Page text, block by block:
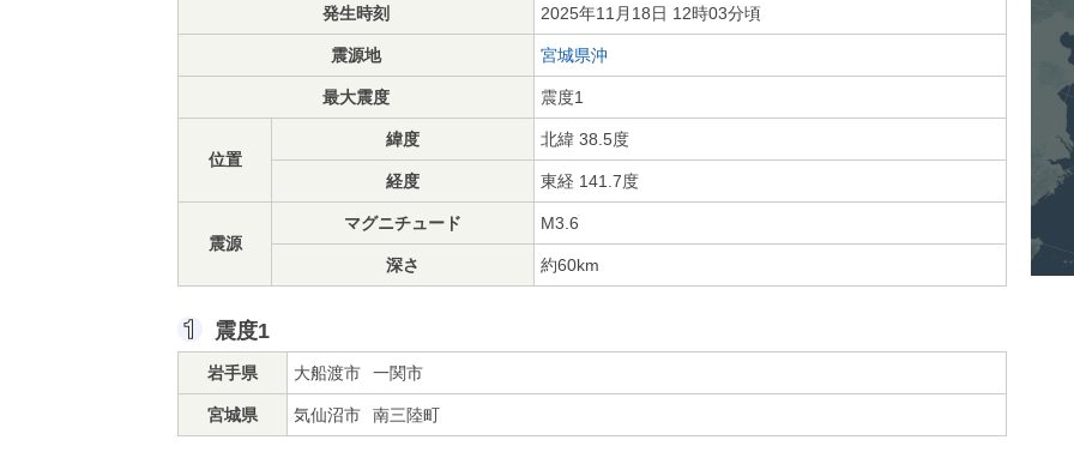
発生時刻 2025年11月18日 12時03分頃
震源地 宮城県沖
最大震度 震度1
位置
緯度 北緯 38.5度
経度 東経 141.7度
震源
マグニチュード M3.6
深さ 約60km
震度1
岩手県 大船渡市 一関市
宮城県 気仙沼市 南三陸町